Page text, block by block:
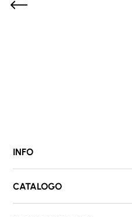
INFO
CATALOGO